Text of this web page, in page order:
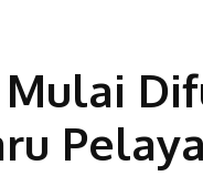
Mulai